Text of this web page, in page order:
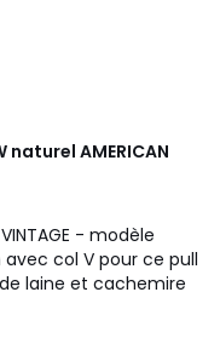
naturel AMERICAN
- modèle
col V pour ce pull
laine et cachemire